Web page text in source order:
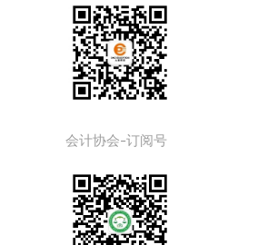
会计协会-订阅号